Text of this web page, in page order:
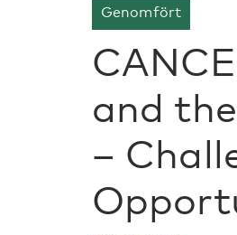
Genomfört
and
–